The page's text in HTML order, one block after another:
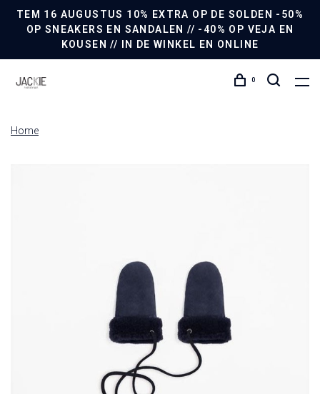
TEM 16 AUGUSTUS 10% EXTRA OP DE SOLDEN -50%
OP SNEAKERS EN SANDALEN // -40% OP VEJA EN
KOUSEN // IN DE WINKEL EN ONLINE
0
Home